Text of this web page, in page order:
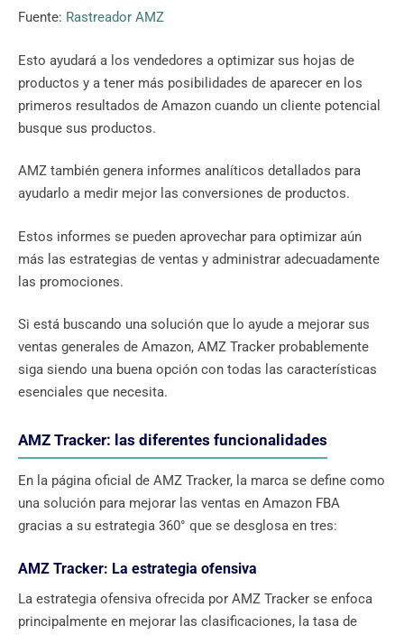
Fuente: Rastreador AMZ
Esto ayudará a los vendedores a optimizar sus hojas de
productos y a tener más posibilidades de aparecer en los
primeros resultados de Amazon cuando un cliente potencial
busque sus productos.
AMZ también genera informes analíticos detallados para
ayudarlo a medir mejor las conversiones de productos.
Estos informes se pueden aprovechar para optimizar aún
más las estrategias de ventas y administrar adecuadamente
las promociones.
Si está buscando una solución que lo ayude a mejorar sus
ventas generales de Amazon, AMZ Tracker probablemente
siga siendo una buena opción con todas las características
esenciales que necesita.
AMZ Tracker: las diferentes funcionalidades
En la página oficial de AMZ Tracker, la marca se define como
una solución para mejorar las ventas en Amazon FBA
gracias a su estrategia 360° que se desglosa en tres:
AMZ Tracker: La estrategia ofensiva
La estrategia ofensiva ofrecida por AMZ Tracker se enfoca
principalmente en mejorar las clasificaciones, la tasa de